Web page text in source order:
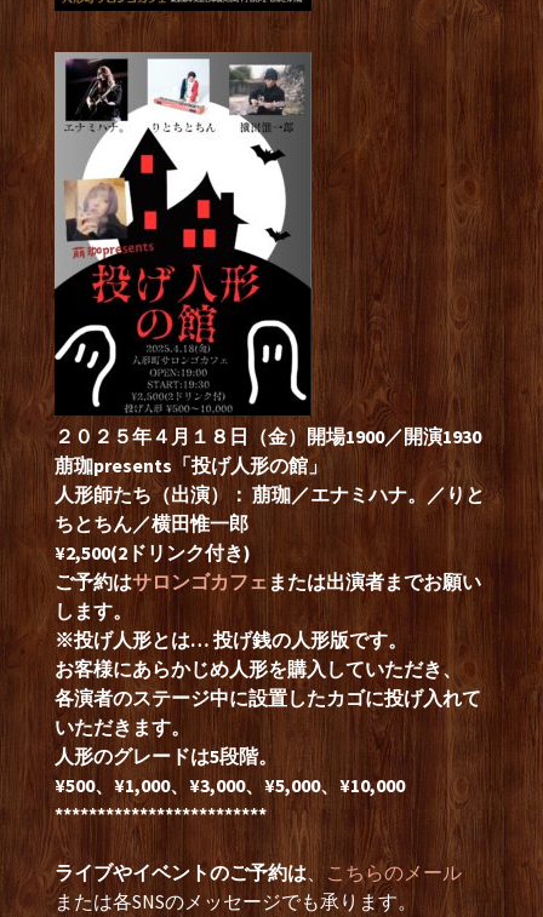
２０２５年４月１８日（金）開場1900／開演1930
萠珈presents「投げ人形の館」
人形師たち（出演）： 萠珈／エナミハナ。／りと
ちとちん／横田惟一郎
¥2,500(2ドリンク付き)
ご予約はサロンゴカフェ または出演者までお願い
します。
※投げ人形とは… 投げ銭の人形版です。
お客様にあらかじめ人形を購入していただき、
各演者のステージ中に設置したカゴに投げ入れて
いただきます。
人形のグレードは5段階。
¥500、¥1,000、¥3,000、¥5,000、¥10,000
*************************
ライブやイベントのご予約は、こちらのメール
または各SNSのメッセージでも承ります。